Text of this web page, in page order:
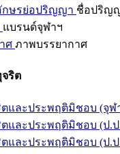
ษรย่อปริญญา ชื่อปริญ
แบรนด์จุฬาฯ
ศ ภาพบรรยากาศ
จริต
ตและประพฤติมิชอบ (จุฬ
ตและประพฤติมิชอบ (ป.
ตและประพฤติมิชอบ (ป.